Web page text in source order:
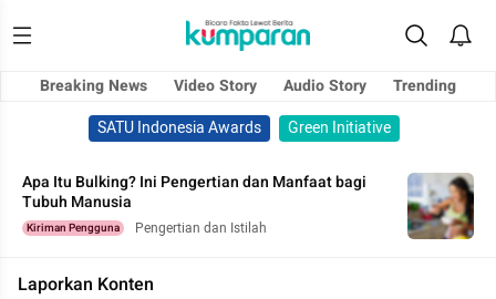
Breaking News Video Story Audio Story
Trending
SATU Indonesia Awards
Green Initiative
Apa Itu Bulking? Ini Pengertian dan Manfaat bagi
Tubuh Manusia
Kiriman Pengguna Pengertian dan Istilah
Laporkan Konten